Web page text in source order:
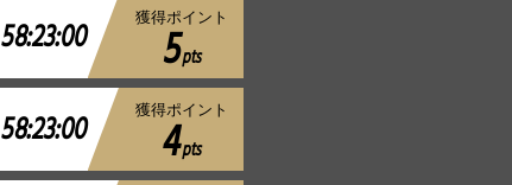
58:23:00 獲得ポイント
5pts
58:23:00 獲得ポイント
4pts